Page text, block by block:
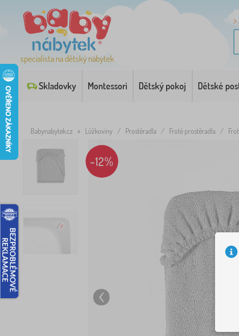
specialista na dětský nábytek
Skladovky Montessori Dětský pokoj Dětské
Babynabytek.cz » Lůžkoviny / Prostěradla / Froté prostěradla /
-12%